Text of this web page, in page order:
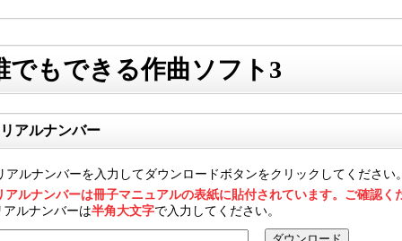
でもできる作曲ソフト3
アルナンバー
アルナンバーを入力してダウンロードボタンをクリックしてください
ルナンバーは冊子マニュアルの表紙に貼付されています。ご確認く
アルナンバーは半角大文字で入力してください。